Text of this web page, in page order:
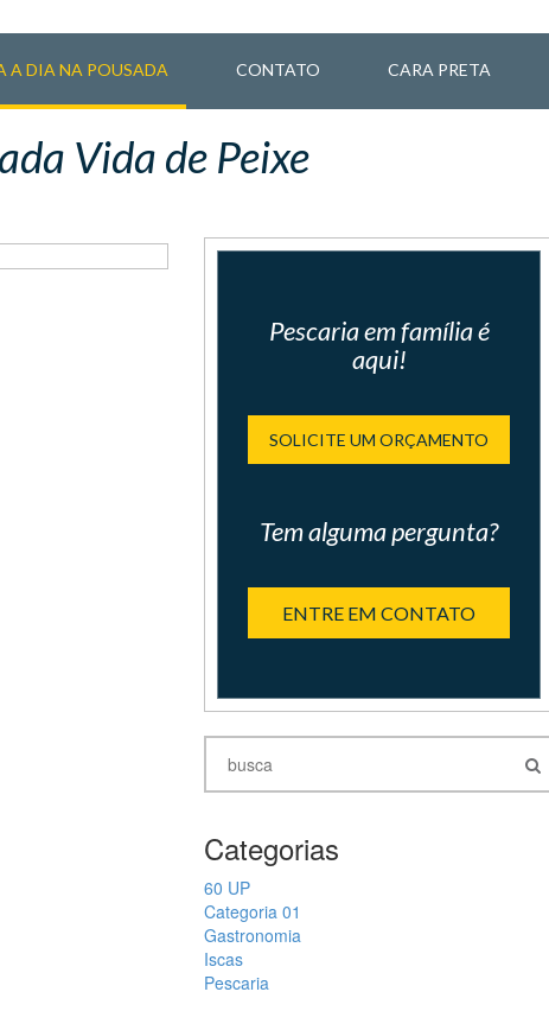
A DIA NA POUSADA CONTATO CARA PRETA
Vida de Peixe
Pescaria em família é
aqui!
SOLICITE UM ORÇAMENTO
Tem alguma pergunta?
ENTRE EM CONTATO
Categorias
60 UP
Categoria 01
Gastronomia
Iscas
Pescaria